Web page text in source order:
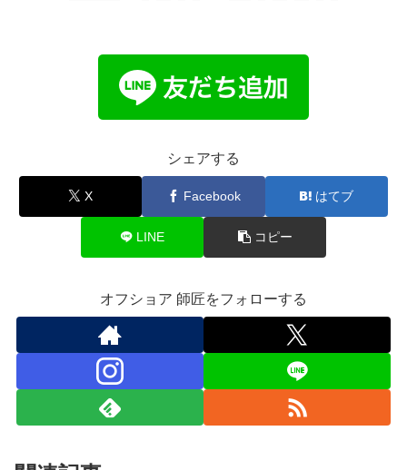
シェアする
X Facebook はてブ
LINE コピー
オフショア 師匠をフォローする